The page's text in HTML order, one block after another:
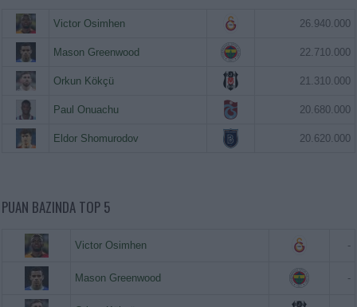
Victor Osimhen 26.940.000
Mason Greenwood 22.710.000
Orkun Kökçü 21.310.000
Paul Onuachu 20.680.000
Eldor Shomurodov 20.620.000
PUAN BAZINDA TOP 5
Victor Osimhen -
Mason Greenwood -